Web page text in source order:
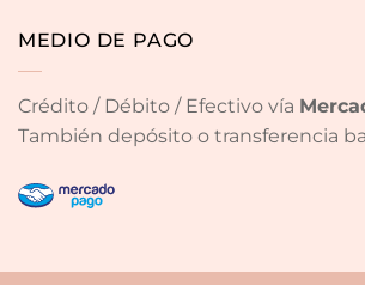
MEDIO DE PAGO
Crédito / Débito / Efectivo vía
También depósito o transferencia